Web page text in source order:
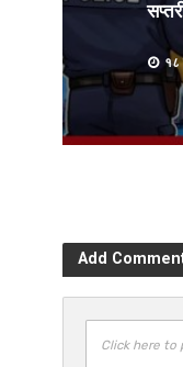
१८
Add
Click here to